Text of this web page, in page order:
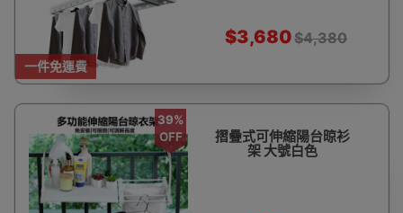
一件免運費
行貨 一年保養【代理直
送】 - 訂購產品
$3,680$4,380
39%
OFF
摺疊式可伸縮陽台晾衫
架 大號白色